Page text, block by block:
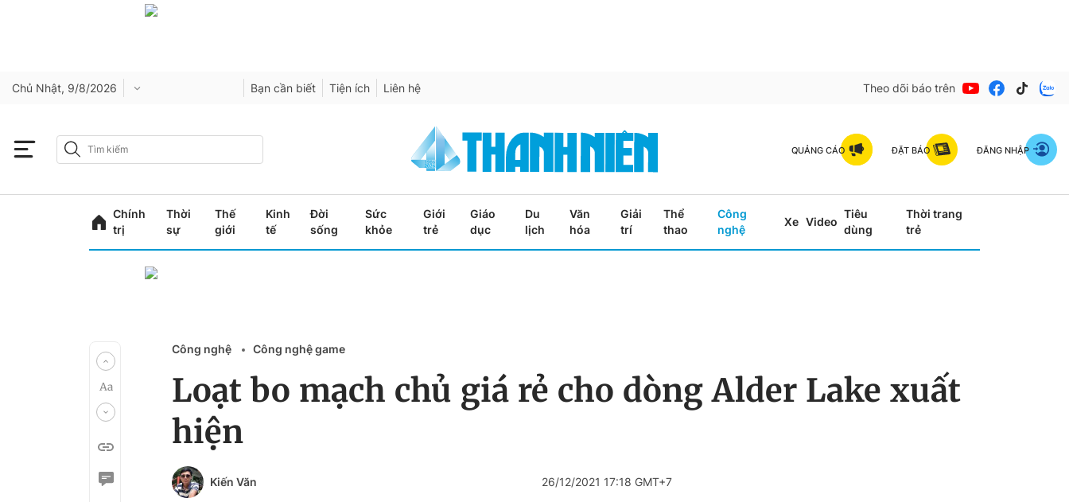
Chủ Nhật, 9/8/2026 Bạn cần biết Tiện ích Liên hệ Theo dõi báo trên
QUẢNG CÁO ĐẶT BÁO ĐĂNG NHẬP
Chính
trị
Thời
sự
Thế
giới
Kinh
tế
Đời
sống
Sức
khỏe
Giới
trẻ
Giáo
dục
Du
lịch
Văn
hóa
Giải
trí
Thể
thao
Công
nghệ
Xe Video
Tiêu
dùng
Thời trang
trẻ
Công nghệ Công nghệ game
Loạt bo mạch chủ giá rẻ cho dòng Alder Lake xuất
hiện
Kiến Văn 26/12/2021 17:18 GMT+7